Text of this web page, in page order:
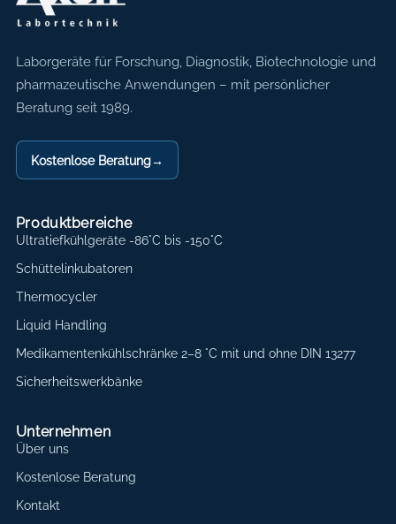
Axon Labortechnik
Laborgeräte für Forschung, Diagnostik, Biotechnologie und
pharmazeutische Anwendungen – mit persönlicher
Beratung seit 1989.
Kostenlose Beratung→
Produktbereiche
Ultratiefkühlgeräte -86°C bis -150°C
Schüttelinkubatoren
Thermocycler
Liquid Handling
Medikamentenkühlschränke 2–8 °C mit und ohne DIN 13277
Sicherheitswerkbänke
Unternehmen
Über uns
Kostenlose Beratung
Kontakt